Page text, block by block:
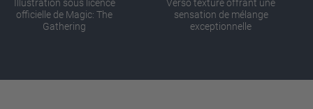
Illustration sous licence
officielle de Magic: The
Gathering
Verso texturé offrant une
sensation de mélange
exceptionnelle